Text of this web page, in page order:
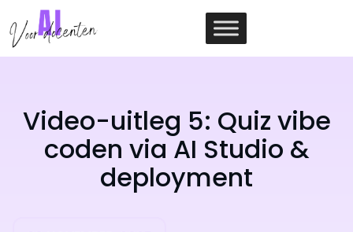
naar
de
Video-uitleg 5: Quiz vibe
coden via AI Studio &
deployment